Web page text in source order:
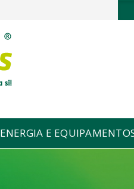
ENERGIA E